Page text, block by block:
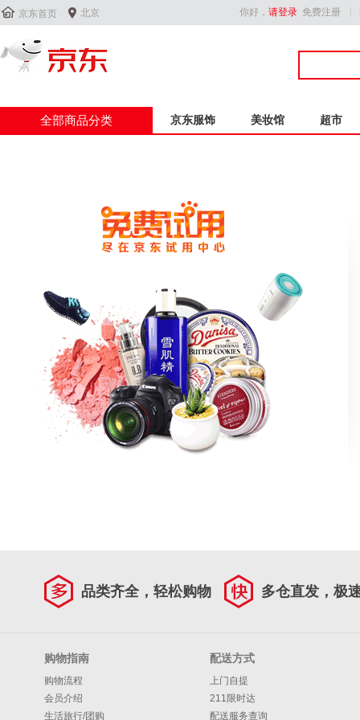
 京东首页  北京 你好， 请登录 免费注册
全部商品分类 京东服饰 美妆馆 超市
品类齐全，轻松购物 多仓直发，极
购物指南
购物流程
会员介绍
生活旅行/团购
配送方式
上门自提
211限时达
配送服务查询